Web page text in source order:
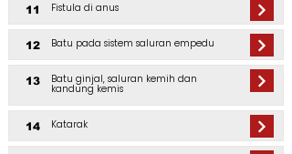
11 Fistula di anus
12 Batu pada sistem saluran empedu
13 Batu ginjal, saluran kemih dan
kandung kemis
14 Katarak